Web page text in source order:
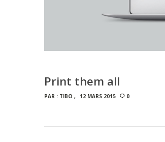
Print them all
PAR : TIBO 12 MARS 2015 0